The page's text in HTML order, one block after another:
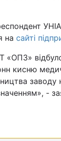
на сайті
«ОПЗ»
кисню
заводу
-